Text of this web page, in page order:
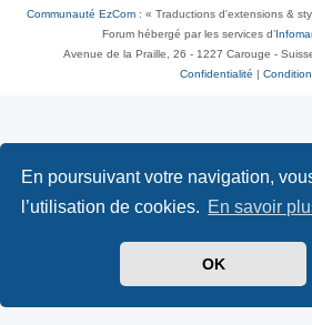
En poursuivant votre navigation,
l’utilisation de cookies. En savoir
OK
Communauté EzCom : « Traductions d'extensions &
Forum hébergé par les services d’
Avenue de la Praille, 26 - 1227 Carouge -
Confidentialité